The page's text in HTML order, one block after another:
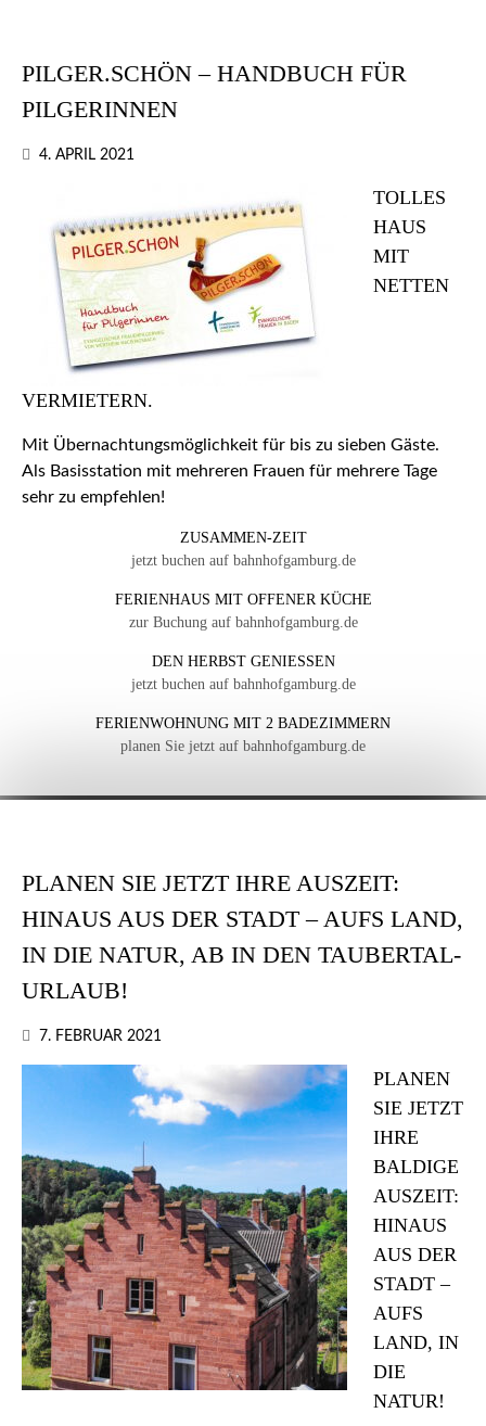
PILGER.SCHÖN – HANDBUCH FÜR
PILGERINNEN
4. APRIL 2021
TOLLES
HAUS
MIT
NETTEN
VERMIETERN.
Mit Übernachtungsmöglichkeit für bis zu sieben Gäste.
Als Basisstation mit mehreren Frauen für mehrere Tage
sehr zu empfehlen!
ZUSAMMEN-ZEIT
jetzt buchen auf bahnhofgamburg.de
FERIENHAUS MIT OFFENER KÜCHE
zur Buchung auf bahnhofgamburg.de
DEN HERBST GENIESSEN
jetzt buchen auf bahnhofgamburg.de
FERIENWOHNUNG MIT 2 BADEZIMMERN
planen Sie jetzt auf bahnhofgamburg.de
PLANEN SIE JETZT IHRE AUSZEIT:
HINAUS AUS DER STADT – AUFS LAND,
IN DIE NATUR, AB IN DEN TAUBERTAL-
URLAUB!
7. FEBRUAR 2021
PLANEN
SIE JETZT
IHRE
BALDIGE
AUSZEIT:
HINAUS
AUS DER
STADT –
AUFS
LAND, IN
DIE
NATUR!